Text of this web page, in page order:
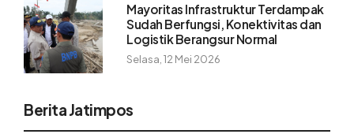
Mayoritas Infrastruktur Terdampak
Sudah Berfungsi, Konektivitas dan
Logistik Berangsur Normal
Selasa, 12 Mei 2026
Berita Jatimpos